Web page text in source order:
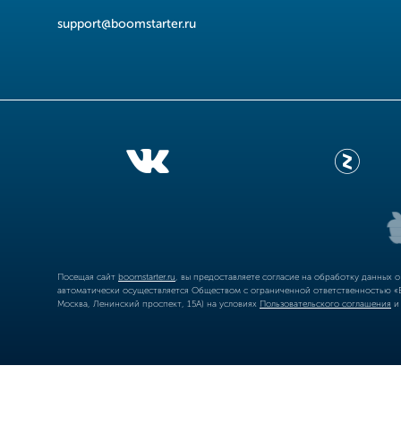
support@boomstarter.ru
Посещая сайт boomstarter.ru , вы предоставляете согласие на обработку
автоматически осуществляется Обществом с ограниченной
Москва, Ленинский проспект, 15А) на условиях Пользовательского соглашения и